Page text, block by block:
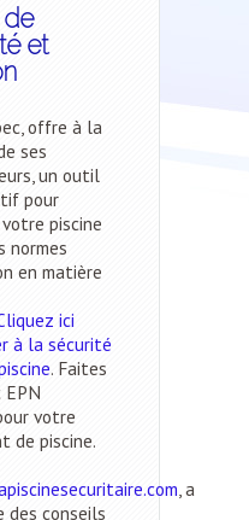
de
et
offre à la
ses
un outil
pour
piscine
normes
en matière
ici
à la sécurité
. Faites
votre
de piscine.
, a
des conseils